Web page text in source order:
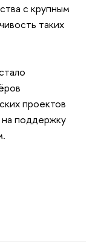
с крупным
таких
проектов
поддержку